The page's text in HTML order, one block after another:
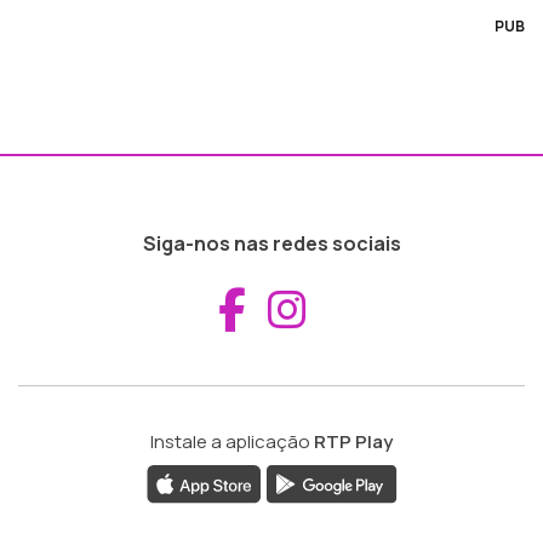
PUB
Siga-nos nas redes sociais
Aceder ao
Instale a aplicação RTP Play